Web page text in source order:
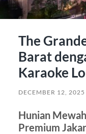
The
Barat
Karaoke
DECEMBER 12, 2025
Hunian
Premium